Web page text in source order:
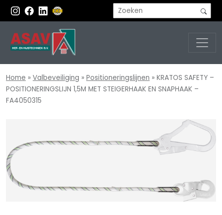
Home » Valbeveiliging » Positioneringslijnen » KRATOS SAFETY –
POSITIONERINGSLIJN 1,5M MET STEIGERHAAK EN SNAPHAAK –
FA4050315